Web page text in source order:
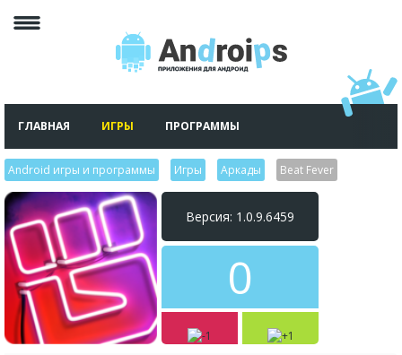
ГЛАВНАЯ ИГРЫ ПРОГРАММЫ
Android игры и программы Игры Аркады Beat Fever
Версия: 1.0.9.6459
0